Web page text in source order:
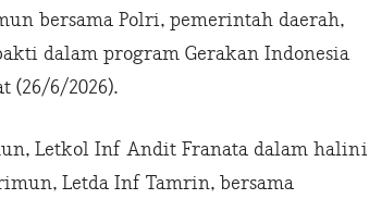
bersama Polri, pemerintah daerah,
dalam program Gerakan Indonesia
(26/6/2026).
Letkol Inf Andit Franata dalam halini
Letda Inf Tamrin, bersama